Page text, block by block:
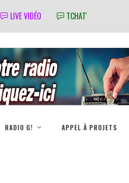
LIVE VIDÉO TCHAT'
RADIO G! APPEL À PROJETS